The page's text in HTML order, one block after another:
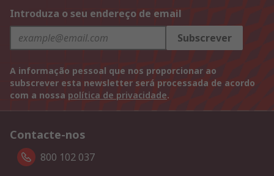
Introduza o seu endereço de email
Subscrever
A informação pessoal que nos proporcionar ao
subscrever esta newsletter será processada de acordo
com a nossa política de privacidade.
Contacte-nos
800 102 037